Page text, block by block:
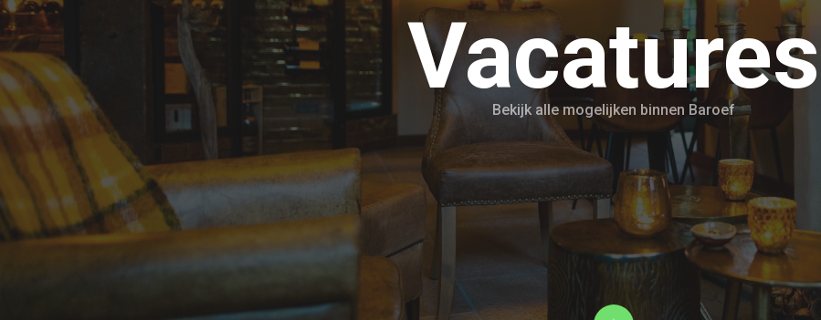
Vacatures
Bekijk alle mogelijken binnen Baroef